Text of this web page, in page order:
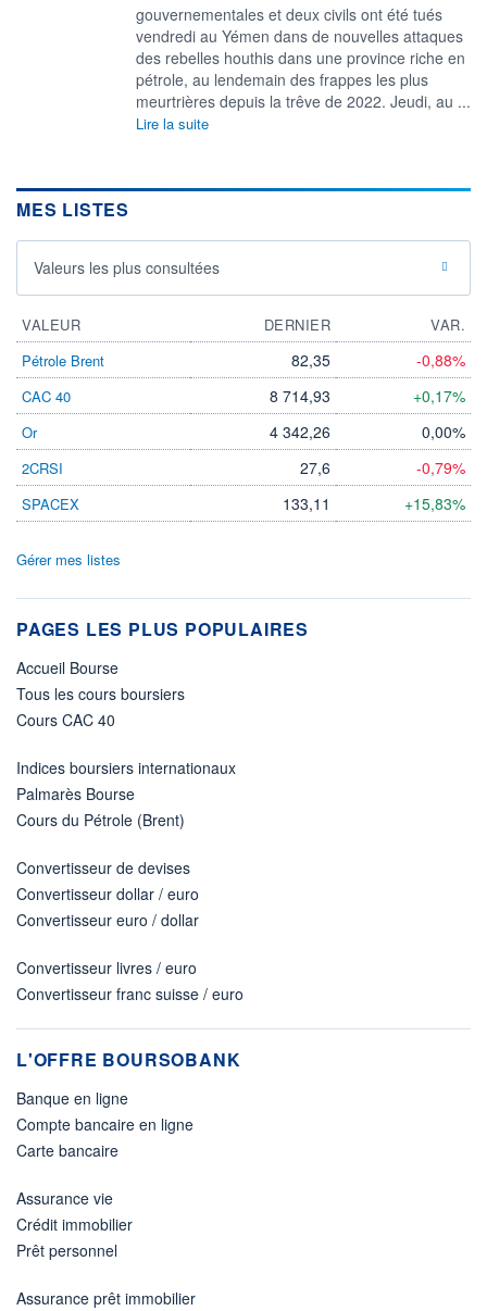
gouvernementales et deux civils ont été tués
vendredi au Yémen dans de nouvelles attaques
des rebelles houthis dans une province riche en
pétrole, au lendemain des frappes les plus
meurtrières depuis la trêve de 2022. Jeudi, au ...
Lire la suite
MES LISTES
Valeurs les plus consultées
VALEUR DERNIER
VAR.
Pétrole Brent
82,35 -0,88%
CAC 40 8 714,93 +0,17%
Or 4 342,26 0,00%
2CRSI 27,6 -0,79%
SPACEX 133,11 +15,83%
Gérer mes listes
PAGES LES PLUS POPULAIRES
Accueil Bourse
Tous les cours boursiers
Cours CAC 40
Indices boursiers internationaux
Palmarès Bourse
Cours du Pétrole (Brent)
Convertisseur de devises
Convertisseur dollar / euro
Convertisseur euro / dollar
Convertisseur livres / euro
Convertisseur franc suisse / euro
L'OFFRE BOURSOBANK
Banque en ligne
Compte bancaire en ligne
Carte bancaire
Assurance vie
Crédit immobilier
Prêt personnel
Assurance prêt immobilier